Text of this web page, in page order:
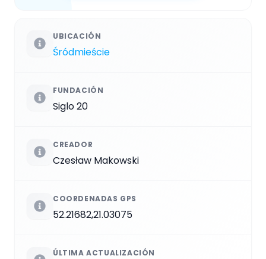
UBICACIÓN
Śródmieście
FUNDACIÓN
Siglo 20
CREADOR
Czesław Makowski
COORDENADAS GPS
52.21682,21.03075
ÚLTIMA ACTUALIZACIÓN